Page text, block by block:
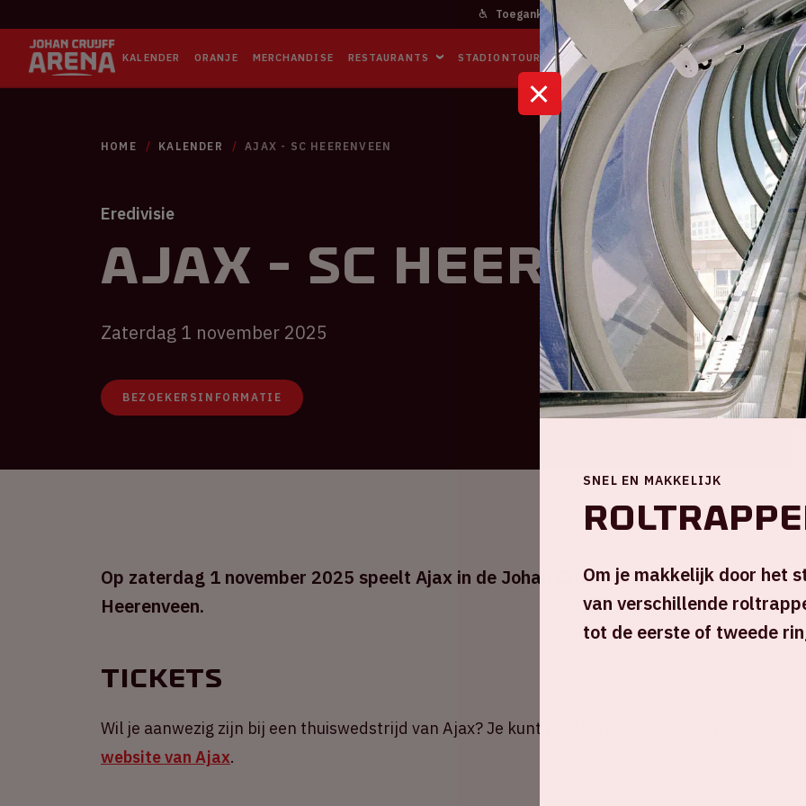
Toegankelijkheid Bereikbaarheid In het
KALENDER ORANJE MERCHANDISE RESTAURANTS STADIONTOURS NAAR DE ARENA BUSINESS EVENTS
HOME KALENDER AJAX - SC HEERENVEEN
Eredivisie
Ajax - SC Heerenveen
Zaterdag 1 november 2025
BEZOEKERSINFORMATIE
Op zaterdag 1 november 2025 speelt Ajax in de Johan Cruijff ArenA tegen sc
Heerenveen.
Tickets
Wil je aanwezig zijn bij een thuiswedstrijd van Ajax? Je kunt je tickets bestellen via
website van Ajax.
SNEL EN MAKKELIJK
Om je makkelijk door het
van verschillende
tot de eerste of tweede